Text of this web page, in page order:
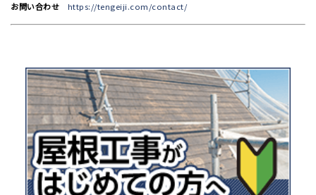
お問い合わせ
https://tengeiji.com/contact/